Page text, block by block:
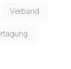
Verband